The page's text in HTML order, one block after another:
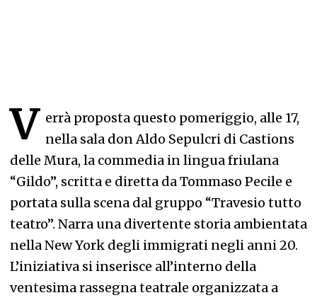
V errà proposta questo pomeriggio, alle 17,
nella sala don Aldo Sepulcri di Castions
delle Mura, la commedia in lingua friulana
“Gildo”, scritta e diretta da Tommaso Pecile e
portata sulla scena dal gruppo “Travesio tutto
teatro”. Narra una divertente storia ambientata
nella New York degli immigrati negli anni 20.
L’iniziativa si inserisce all’interno della
ventesima rassegna teatrale organizzata a